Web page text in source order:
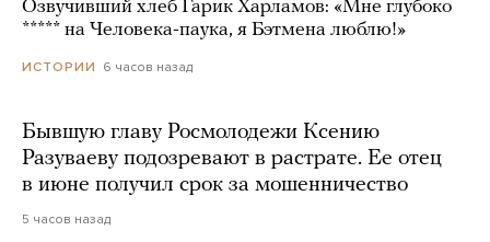
Озвучивший хлеб Гарик Харламов: «Мне глубоко
***** на Человека-паука, я Бэтмена люблю!»
ИСТОРИИ 6 часов назад
Бывшую главу Росмолодежи Ксению
Разуваеву подозревают в растрате. Ее отец
в июне получил срок за мошенничество
5 часов назад